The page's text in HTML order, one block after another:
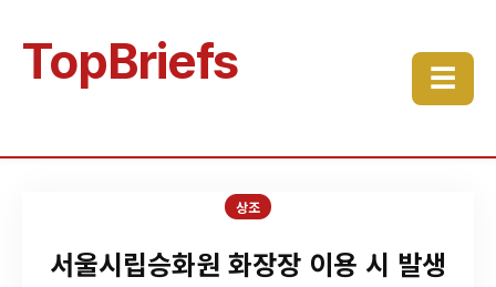
TopBriefs ☰
상조
서울시립승화원 화장장 이용 시 발생